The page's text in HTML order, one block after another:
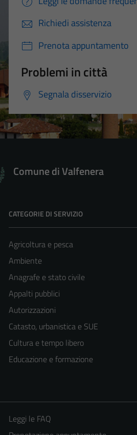
Richiedi assistenza
Prenota appuntamento
Problemi in città
Segnala disservizio
Comune di Valfenera
CATEGORIE DI SERVIZIO
Agricoltura e pesca
Ambiente
Anagrafe e stato civile
Appalti pubblici
Autorizzazioni
Catasto, urbanistica e SUE
Cultura e tempo libero
Educazione e formazione
Leggi le FAQ